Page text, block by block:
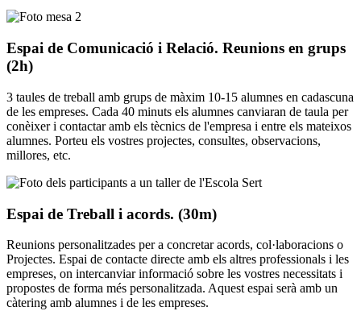
Espai de Comunicació i Relació. Reunions en grups
(2h)
3 taules de treball amb grups de màxim 10-15 alumnes en cadascuna
de les empreses. Cada 40 minuts els alumnes canviaran de taula per
conèixer i contactar amb els tècnics de l'empresa i entre els mateixos
alumnes. Porteu els vostres projectes, consultes, observacions,
millores, etc.
Espai de Treball i acords. (30m)
Reunions personalitzades per a concretar acords, col·laboracions o
Projectes. Espai de contacte directe amb els altres professionals i les
empreses, on intercanviar informació sobre les vostres necessitats i
propostes de forma més personalitzada. Aquest espai serà amb un
càtering amb alumnes i de les empreses.